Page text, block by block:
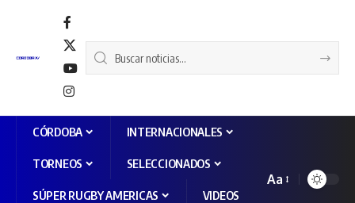
CÓRDOBA INTERNACIONALES
TORNEOS SELECCIONADOS
SÚPER RUGBY AMERICAS VIDEOS
Aa